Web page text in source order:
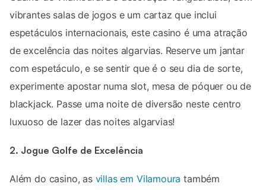
vibrantes salas de jogos e um cartaz que inclui
espetáculos internacionais, este casino é uma atração
de excelência das noites algarvias. Reserve um jantar
com espetáculo, e se sentir que é o seu dia de sorte,
experimente apostar numa slot, mesa de póquer ou de
blackjack. Passe uma noite de diversão neste centro
luxuoso de lazer das noites algarvias!
2. Jogue Golfe de Excelência
Além do casino, as villas em Vilamoura também